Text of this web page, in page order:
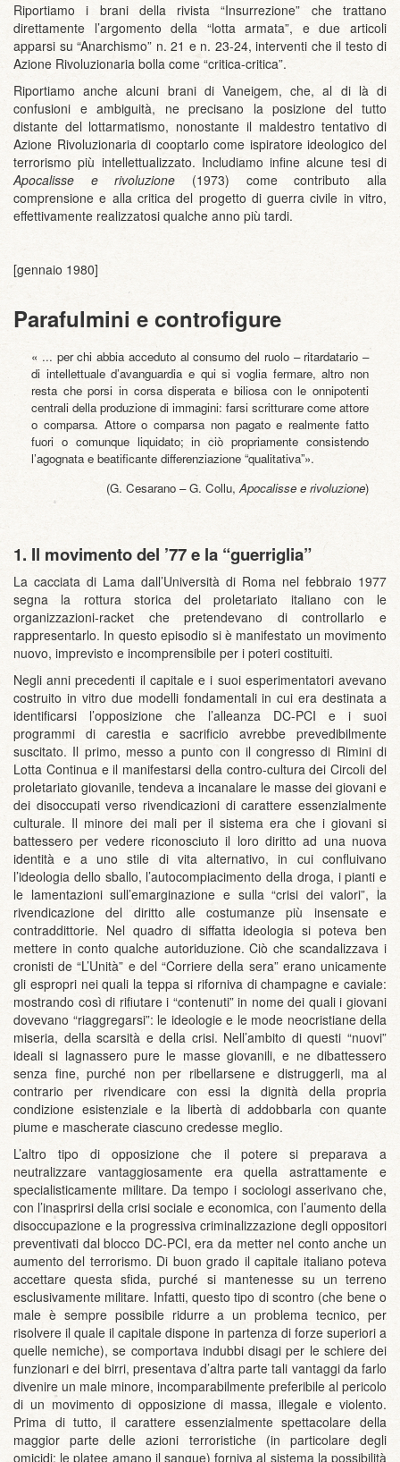
Riportiamo i brani della rivista “Insurrezione” che trattano
direttamente l’argomento della “lotta armata”, e due articoli
apparsi su “Anarchismo” n. 21 e n. 23-24, interventi che il testo di
Azione Rivoluzionaria bolla come “critica-critica”.
Riportiamo anche alcuni brani di Vaneigem, che, al di là di
confusioni e ambiguità, ne precisano la posizione del tutto
distante del lottarmatismo, nonostante il maldestro tentativo di
Azione Rivoluzionaria di cooptarlo come ispiratore ideologico del
terrorismo più intellettualizzato. Includiamo infine alcune tesi di
Apocalisse e rivoluzione (1973) come contributo alla
comprensione e alla critica del progetto di guerra civile in vitro,
effettivamente realizzatosi qualche anno più tardi.
[gennaio 1980]
Parafulmini e controfigure
« ... per chi abbia acceduto al consumo del ruolo – ritardatario –
di intellettuale d’avanguardia e qui si voglia fermare, altro non
resta che porsi in corsa disperata e biliosa con le onnipotenti
centrali della produzione di immagini: farsi scritturare come attore
o comparsa. Attore o comparsa non pagato e realmente fatto
fuori o comunque liquidato; in ciò propriamente consistendo
l’agognata e beatificante differenziazione “qualitativa”».
(G. Cesarano – G. Collu, Apocalisse e rivoluzione)
1. Il movimento del ’77 e la “guerriglia”
La cacciata di Lama dall’Università di Roma nel febbraio 1977
segna la rottura storica del proletariato italiano con le
organizzazioni-racket che pretendevano di controllarlo e
rappresentarlo. In questo episodio si è manifestato un movimento
nuovo, imprevisto e incomprensibile per i poteri costituiti.
Negli anni precedenti il capitale e i suoi esperimentatori avevano
costruito in vitro due modelli fondamentali in cui era destinata a
identificarsi l’opposizione che l’alleanza DC-PCI e i suoi
programmi di carestia e sacrificio avrebbe prevedibilmente
suscitato. Il primo, messo a punto con il congresso di Rimini di
Lotta Continua e il manifestarsi della contro-cultura dei Circoli del
proletariato giovanile, tendeva a incanalare le masse dei giovani e
dei disoccupati verso rivendicazioni di carattere essenzialmente
culturale. Il minore dei mali per il sistema era che i giovani si
battessero per vedere riconosciuto il loro diritto ad una nuova
identità e a uno stile di vita alternativo, in cui confluivano
l’ideologia dello sballo, l’autocompiacimento della droga, i pianti e
le lamentazioni sull’emarginazione e sulla “crisi dei valori”, la
rivendicazione del diritto alle costumanze più insensate e
contraddittorie. Nel quadro di siffatta ideologia si poteva ben
mettere in conto qualche autoriduzione. Ciò che scandalizzava i
cronisti de “L’Unità” e del “Corriere della sera” erano unicamente
gli espropri nei quali la teppa si riforniva di champagne e caviale:
mostrando così di rifiutare i “contenuti” in nome dei quali i giovani
dovevano “riaggregarsi”: le ideologie e le mode neocristiane della
miseria, della scarsità e della crisi. Nell’ambito di questi “nuovi”
ideali si lagnassero pure le masse giovanili, e ne dibattessero
senza fine, purché non per ribellarsene e distruggerli, ma al
contrario per rivendicare con essi la dignità della propria
condizione esistenziale e la libertà di addobbarla con quante
piume e mascherate ciascuno credesse meglio.
L’altro tipo di opposizione che il potere si preparava a
neutralizzare vantaggiosamente era quella astrattamente e
specialisticamente militare. Da tempo i sociologi asserivano che,
con l’inasprirsi della crisi sociale e economica, con l’aumento della
disoccupazione e la progressiva criminalizzazione degli oppositori
preventivati dal blocco DC-PCI, era da metter nel conto anche un
aumento del terrorismo. Di buon grado il capitale italiano poteva
accettare questa sfida, purché si mantenesse su un terreno
esclusivamente militare. Infatti, questo tipo di scontro (che bene o
male è sempre possibile ridurre a un problema tecnico, per
risolvere il quale il capitale dispone in partenza di forze superiori a
quelle nemiche), se comportava indubbi disagi per le schiere dei
funzionari e dei birri, presentava d’altra parte tali vantaggi da farlo
divenire un male minore, incomparabilmente preferibile al pericolo
di un movimento di opposizione di massa, illegale e violento.
Prima di tutto, il carattere essenzialmente spettacolare della
maggior parte delle azioni terroristiche (in particolare degli
omicidi: le platee amano il sangue) forniva al sistema la possibilità